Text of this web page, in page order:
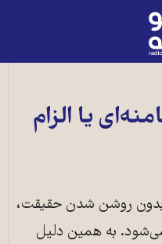
یا الزام
بدون روشن شدن حقیقت،
بسته نمی‌شود. به همین دلیل